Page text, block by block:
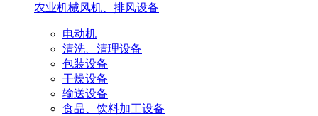
农业机械风机、排风设备
电动机
清洗、清理设备
包装设备
干燥设备
输送设备
食品、饮料加工设备